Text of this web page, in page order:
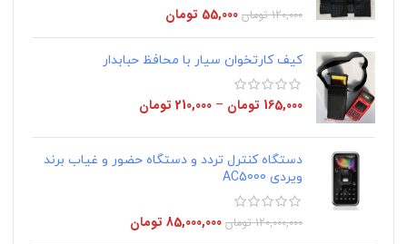
120,000 تومان 55,000 تومان
کیف کارتخوان سیار با محافظ حبابدار
165,000 تومان –
210,000 تومان
دستگاه کنترل تردد و دستگاه حضور و غیاب برند
ویردی AC5000
120,000,000 تومان 85,000,000 تومان